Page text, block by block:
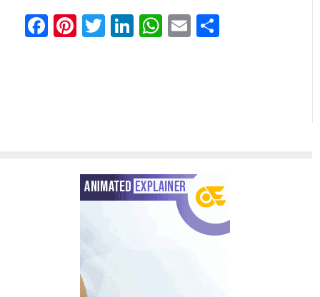
Facebook
Pinterest
Twitter
LinkedIn
WhatsApp
Email